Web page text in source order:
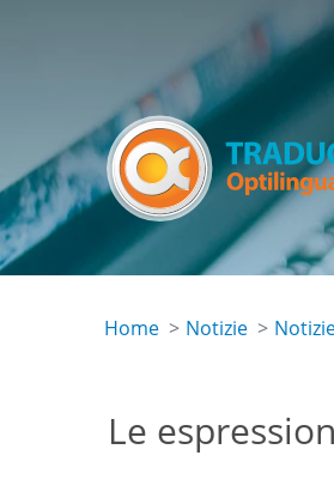
Home Notizie
Le